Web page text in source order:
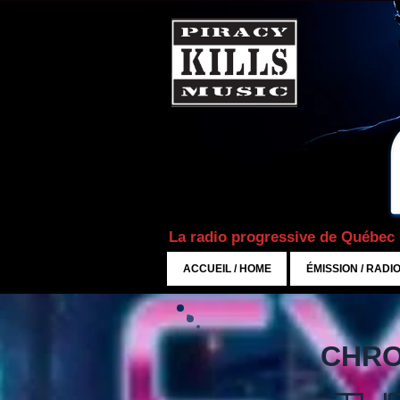
La radio progressive de Québec
ACCUEIL / HOME ÉMISSION /